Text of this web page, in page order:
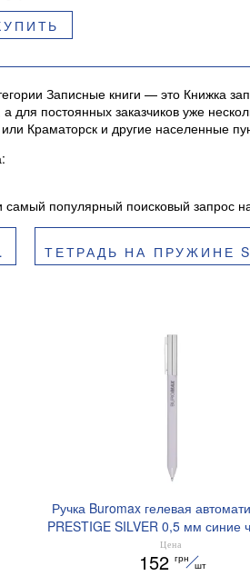
Записные книги — это Книжка
постоянных заказчиков уже
Краматорск и другие населенные
самый популярный поисковый запрос
ТЕТРАДЬ НА ПРУЖИНЕ SPHERE А-4
Ручка Buromax гелевая
PRESTIGE SILVER 0,5 мм синие
BM.83102
Цена
152 грн
шт